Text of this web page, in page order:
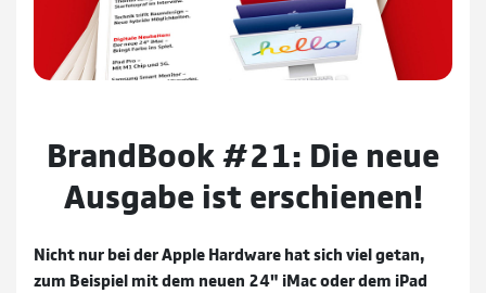
BrandBook #21: Die neue
Ausgabe ist erschienen!
Nicht nur bei der Apple Hardware hat sich viel getan,
zum Beispiel mit dem neuen 24" iMac oder dem iPad